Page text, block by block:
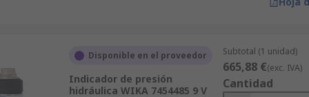
Disponible en el proveedor
Indicador de presión
hidráulica WIKA 7454485 9 V
Subtotal (1 unidad)
665,88 €(exc. IVA)
Cantidad